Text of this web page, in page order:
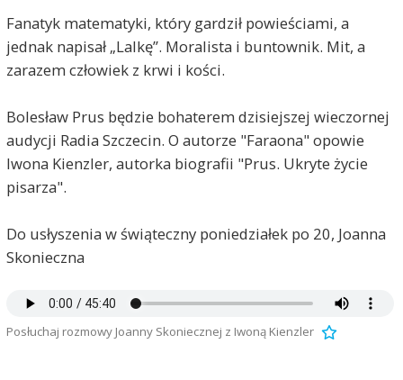
Fanatyk matematyki, który gardził powieściami, a
jednak napisał „Lalkę”. Moralista i buntownik. Mit, a
zarazem człowiek z krwi i kości.
Bolesław Prus będzie bohaterem dzisiejszej wieczornej
audycji Radia Szczecin. O autorze "Faraona" opowie
Iwona Kienzler, autorka biografii "Prus. Ukryte życie
pisarza".
Do usłyszenia w świąteczny poniedziałek po 20, Joanna
Skonieczna
Posłuchaj rozmowy Joanny Skoniecznej z Iwoną Kienzler